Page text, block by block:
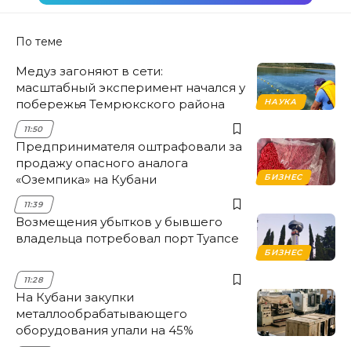
По теме
НАУКА
Медуз загоняют в сети:
масштабный эксперимент начался у
побережья Темрюкского района
11:50
БИЗНЕС
Предпринимателя оштрафовали за
продажу опасного аналога
«Оземпика» на Кубани
11:39
БИЗНЕС
Возмещения убытков у бывшего
владельца потребовал порт Туапсе
11:28
На Кубани закупки
металлообрабатывающего
оборудования упали на 45%